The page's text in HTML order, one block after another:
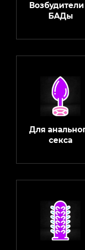
БАДы
Для
секса